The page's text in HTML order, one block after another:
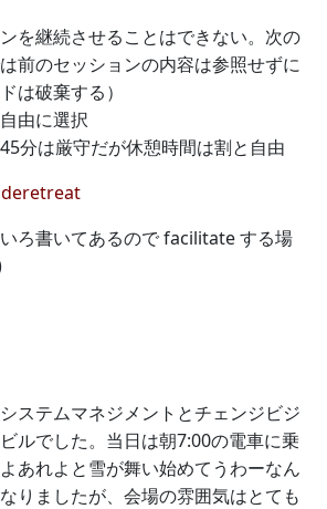
を継続させることはできない。次の
前のセッションの内容は参照せずに
は破棄する）
由に選択
分は厳守だが休憩時間は割と自由
ろ書いてあるので facilitate する場
ステムマネジメントとチェンジビジ
ルでした。当日は朝7:00の電車に乗
あれよと雪が舞い始めてうわーなん
りましたが、会場の雰囲気はとても